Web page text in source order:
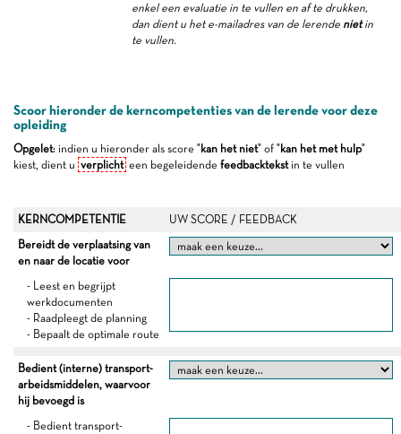
enkel een evaluatie in te vullen en af te drukken,
dan dient u het e-mailadres van de lerende nietin
te vullen.
Scoor hieronder de kerncompetenties van de lerende voor deze
opleiding
Opgelet: indien u hieronder als score "kan het niet" of "kan het met hulp"
kiest, dient u verplicht een begeleidende feedbacktekstin te vullen
KERNCOMPETENTIE
UW SCORE / FEEDBACK
Bereidt de verplaatsing van
en naar de locatie voor
- Leest en begrijpt
werkdocumenten
- Raadpleegt de planning
- Bepaalt de optimale route
Bedient (interne) transport-
arbeidsmiddelen, waarvoor
hij bevoegd is
- Bedient transport-